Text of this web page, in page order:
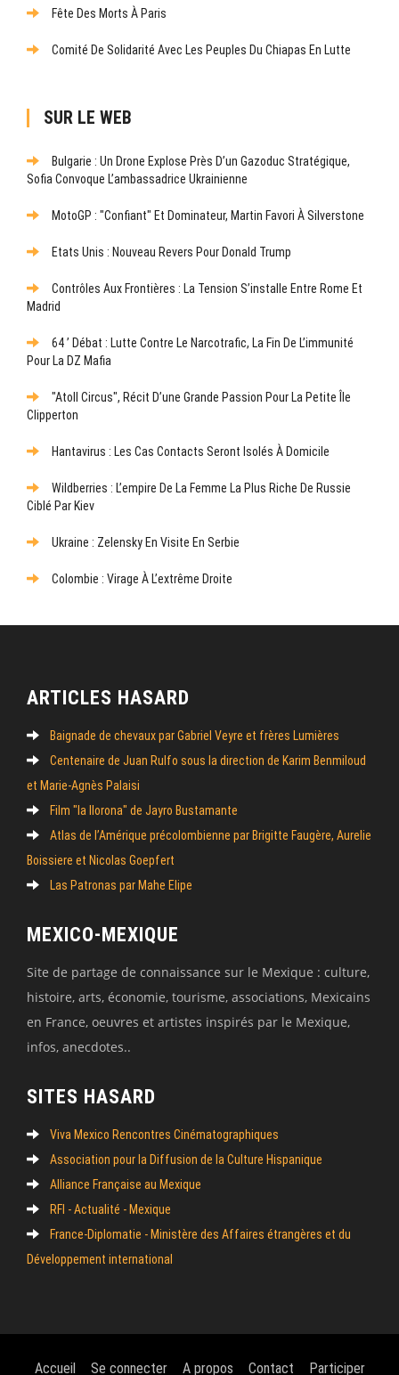
Fête Des Morts À Paris
Comité De Solidarité Avec Les Peuples Du Chiapas En Lutte
SUR LE WEB
Bulgarie : Un Drone Explose Près D’un Gazoduc Stratégique,
Sofia Convoque L’ambassadrice Ukrainienne
MotoGP : "Confiant" Et Dominateur, Martin Favori À Silverstone
Etats Unis : Nouveau Revers Pour Donald Trump
Contrôles Aux Frontières : La Tension S’installe Entre Rome Et
Madrid
64 ’ Débat : Lutte Contre Le Narcotrafic, La Fin De L’immunité
Pour La DZ Mafia
"Atoll Circus", Récit D’une Grande Passion Pour La Petite Île
Clipperton
Hantavirus : Les Cas Contacts Seront Isolés À Domicile
Wildberries : L’empire De La Femme La Plus Riche De Russie
Ciblé Par Kiev
Ukraine : Zelensky En Visite En Serbie
Colombie : Virage À L’extrême Droite
ARTICLES HASARD
Baignade de chevaux par Gabriel Veyre et frères Lumières
Centenaire de Juan Rulfo sous la direction de Karim Benmiloud
et Marie-Agnès Palaisi
Film "la llorona" de Jayro Bustamante
Atlas de l’Amérique précolombienne par Brigitte Faugère, Aurelie
Boissiere et Nicolas Goepfert
Las Patronas par Mahe Elipe
MEXICO-MEXIQUE
Site de partage de connaissance sur le Mexique : culture,
histoire, arts, économie, tourisme, associations, Mexicains
en France, oeuvres et artistes inspirés par le Mexique,
infos, anecdotes..
SITES HASARD
Viva Mexico Rencontres Cinématographiques
Association pour la Diffusion de la Culture Hispanique
Alliance Française au Mexique
RFI - Actualité - Mexique
France-Diplomatie - Ministère des Affaires étrangères et du
Développement international
Accueil Se connecter A propos Contact Participer